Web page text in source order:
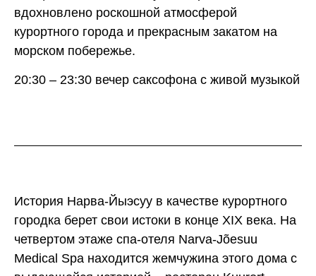
вдохновлено роскошной атмосферой
курортного города и прекрасным закатом на
морском побережье.
20:30 – 23:30 вечер саксофона с живой музыкой
История Нарва-Йыэсуу в качестве курортного
городка берет свои истоки в конце XIX века. На
четвертом этаже спа-отеля Narva-Jõesuu
Medical Spa находится жемчужина этого дома с